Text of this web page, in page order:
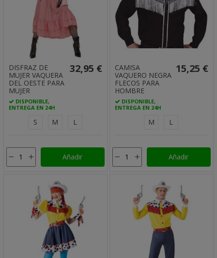
DISFRAZ DE
MUJER VAQUERA
DEL OESTE PARA
MUJER
DISPONIBLE,
ENTREGA EN 24H
32,95 €
S M L
Añadir
CAMISA
VAQUERO NEGRA
FLECOS PARA
HOMBRE
DISPONIBLE,
ENTREGA EN 24H
15,25 €
M L
Añadir